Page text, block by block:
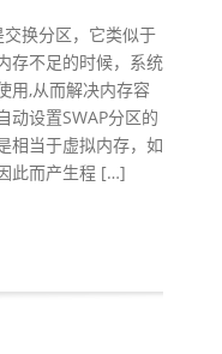
交换分区，它类似于
存不足的时候，系统
用,从而解决内存容
动设置SWAP分区的
相当于虚拟内存，如
此而产生程 […]